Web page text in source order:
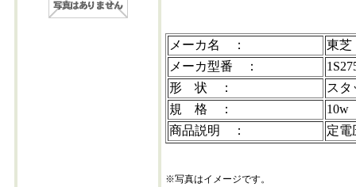
メーカ名 ：
東芝
メーカ型番 ：
形 状 ：
ス
規 格 ：
商品説明 ：
定電
※写真はイメージです。